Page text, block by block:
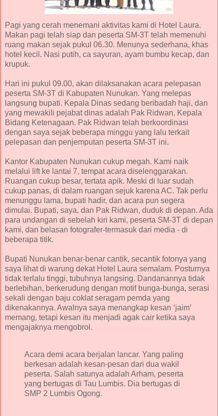
Pagi yang cerah menemani aktivitas kami di Hotel Laura.
Makan pagi telah siap dan peserta SM-3T telah memenuhi
ruang makan sejak pukul 06.30. Menunya sederhana, khas
hotel kecil. Nasi putih, ca sayuran, ayam bumbu kecap, dan
krupuk.
Hari ini pukul 09.00, akan dilaksanakan acara pelepasan
peserta SM-3T di Kabupaten Nunukan. Yang melepas
langsung bupati. Kepala Dinas sedang beribadah haji, dan
yang mewakili pejabat dinas adalah Pak Ridwan, Kepala
Bidang Ketenagaan. Pak Ridwan telah berkoordinasi
dengan saya sejak beberapa minggu yang lalu terkait
pelepasan dan penjemputan peserta SM-3T ini.
Kantor Kabupaten Nunukan cukup megah. Kami naik
melalui lift ke lantai 7, tempat acara diselenggarakan.
Ruangan cukup besar, tertata apik. Meski di luar sudah
cukup panas, di dalam ruangan sejuk karena AC. Tak perlu
menunggu lama, bupati hadir, dan acara pun segera
dimulai. Bupati, saya, dan Pak Ridwan, duduk di depan. Ada
para undangan di sebelah kiri kami, peserta SM-3T di depan
kami, dan belasan fotografer-termasuk dari media - di
beberapa titik.
Bupati Nunukan benar-benar cantik, secantik fotonya yang
saya lihat di warung dekat Hotel Laura semalam. Posturnya
tidak terlalu tinggi, tubuhnya langsing. Dandanannya tidak
berlebihan, berkerudung dengan motif bunga-bunga, serasi
sekali dengan baju coklat seragam pemda yang
dikenakannya. Awalnya saya menangkap kesan ‘jaim’
memang, tetapi kesan itu menjadi agak cair ketika saya
mengajaknya mengobrol.
Acara demi acara berjalan lancar. Yang paling
berkesan adalah kesan-pesan dari dua wakil
peserta. Salah satunya adalah Arham, peserta
yang bertugas di Tau Lumbis. Dia bertugas di
SMP 2 Lumbis Ogong.